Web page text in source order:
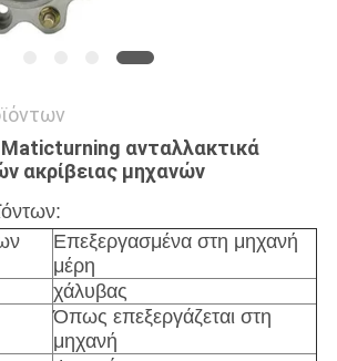
ανταλλακτικά
ακρίβειας μηχανών
Επεξεργασμένα στη μηχανή
μέρη
χάλυβας
Όπως επεξεργάζεται στη
μηχανή